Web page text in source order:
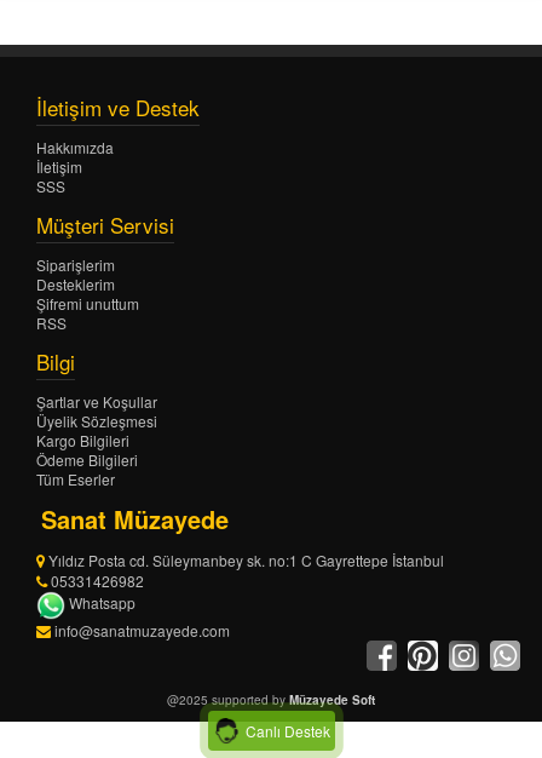
İletişim ve Destek
Hakkımızda
İletişim
SSS
Müşteri Servisi
Siparişlerim
Desteklerim
Şifremi unuttum
RSS
Bilgi
Şartlar ve Koşullar
Üyelik Sözleşmesi
Kargo Bilgileri
Ödeme Bilgileri
Tüm Eserler
Sanat Müzayede
Yıldız Posta cd. Süleymanbey sk. no:1 C Gayrettepe İstanbul
05331426982
Whatsapp
info@sanatmuzayede.com
Canlı Destek
@2025 supported byMüzayede Soft